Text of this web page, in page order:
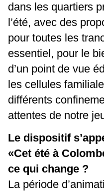
dans les quartiers
l’été, avec des
pour toutes les
essentiel, pour le
d’un point de vue
les cellules
différents
attentes de notre
Le dispositif
«Cet été à
ce qui change ?
La période